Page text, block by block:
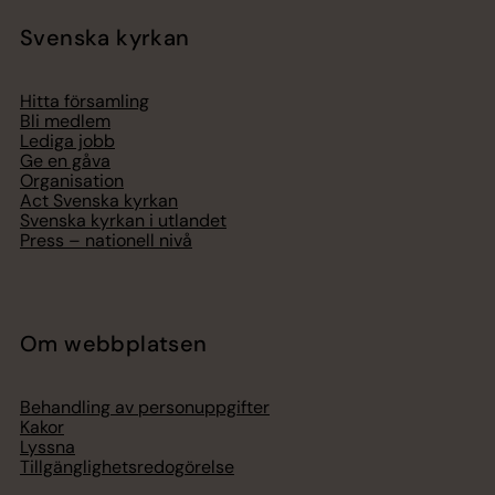
Svenska kyrkan
Hitta församling
Bli medlem
Lediga jobb
Ge en gåva
Organisation
Act Svenska kyrkan
Svenska kyrkan i utlandet
Press – nationell nivå
Om webbplatsen
Behandling av personuppgifter
Kakor
Lyssna
Tillgänglighetsredogörelse